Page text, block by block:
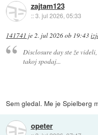
zajtam123
::3. jul 2026, 05:33
141741 je2. jul 2026 ob 19:43
Disclosure day ste že
takoj spodaj...
Sem gledal. Me je Spielberg
opeter